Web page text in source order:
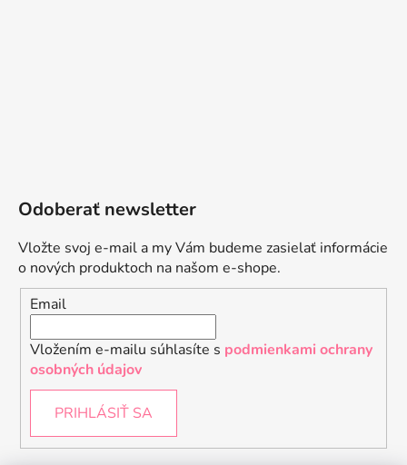
Odoberať newsletter
Vložte svoj e-mail a my Vám budeme zasielať informácie
o nových produktoch na našom e-shope.
Email
Vložením e-mailu súhlasíte s podmienkami ochrany
osobných údajov
PRIHLÁSIŤ SA